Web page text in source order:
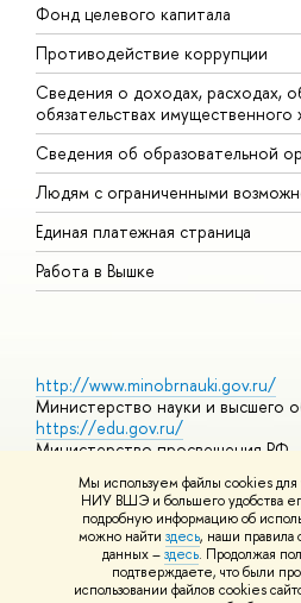
Мы используем файлы cookies для
НИУ ВШЭ и большего удобства
подробную информацию об
можно найти здесь, наши правила
данных –здесь. Продолжая
подтверждаете, что были
использовании файлов cookies
Фонд целевого капитала
Противодействие коррупции
Сведения о доходах, расходах,
обязательствах имущественного
Сведения об образовательной
Людям с ограниченными
Единая платежная страница
Работа в Вышке
http://www.minobrnauki.gov.ru/
Министерство науки и высшего
https://edu.gov.ru/
Министерство просвещения РФ
Массовые открытые онлайн-
© НИУ ВШЭ 1993–2026 Адреса и
использования материалов Политика